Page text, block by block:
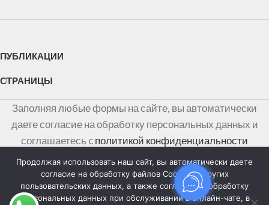
ПУБЛИКАЦИИ
СТРАНИЦЫ
Заполняя любые формы на сайте, вы автоматически
даете согласие на обработку персональных данных и
соглашаетесь cполитикой конфиденциальности
персональных данных
Информация на сайте не является публичной офертой,
определяемой положениями Статьи 437 Гражданского
Продолжая использовать наш сайт, вы автоматически даете
согласие на обработку файлов Cookies и других
пользовательских данных, а также согласие на обработку
персональных данных при обслуживании в онлайн-чате, в